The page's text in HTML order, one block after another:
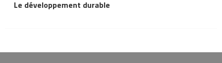
Le développement durable